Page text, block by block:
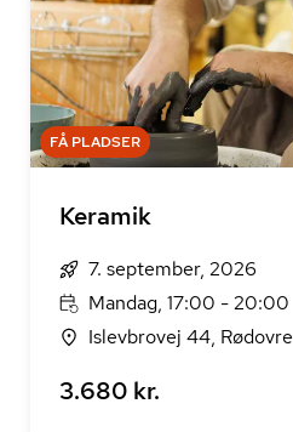
FÅ PLADSER
Keramik
7. september, 2026
Mandag, 17:00 - 20:00
Islevbrovej 44, Rødovre
3.680 kr.